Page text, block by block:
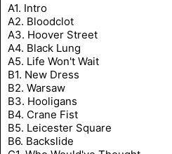
A1. Intro
A2. Bloodclot
A3. Hoover Street
A4. Black Lung
A5. Life Won't Wait
B1. New Dress
B2. Warsaw
B3. Hooligans
B4. Crane Fist
B5. Leicester Square
B6. Backslide